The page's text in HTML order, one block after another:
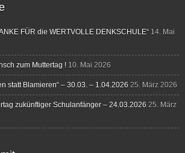
FÜR die WERTVOLLE DENKSCHULE“ 14. Mai
zum Muttertag ! 10. Mai 2026
statt Blamieren“ – 30.03. – 1.04.2026 25. März 2026
zukünftiger Schulanfänger – 24.03.2026 25. März